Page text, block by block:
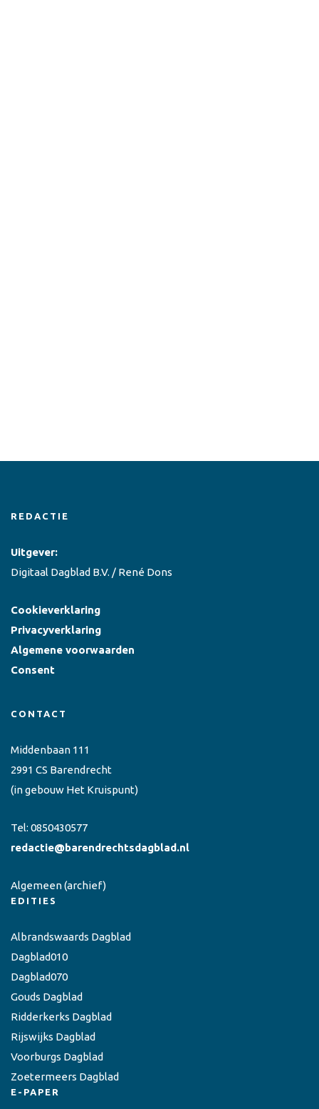
REDACTIE
Uitgever:
Digitaal Dagblad B.V. / René Dons
Cookieverklaring
Privacyverklaring
Algemene voorwaarden
Consent
CONTACT
Middenbaan 111
2991 CS Barendrecht
(in gebouw Het Kruispunt)
Tel: 0850430577
redactie@barendrechtsdagblad.nl
Algemeen(archief)
EDITIES
Albrandswaards Dagblad
Dagblad010
Dagblad070
Gouds Dagblad
Ridderkerks Dagblad
Rijswijks Dagblad
Voorburgs Dagblad
Zoetermeers Dagblad
E-PAPER